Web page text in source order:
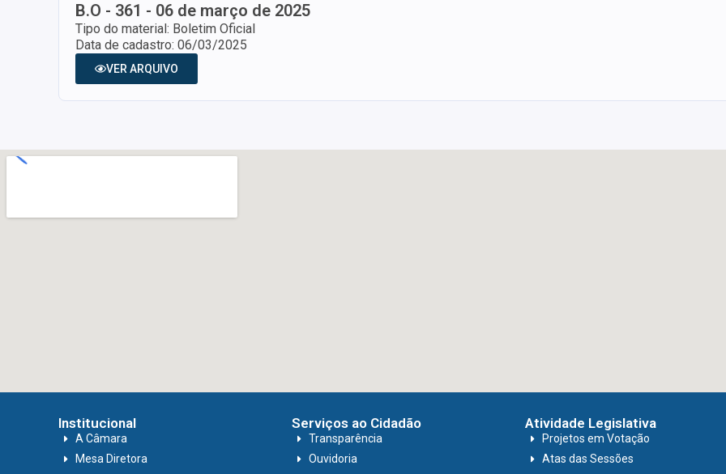
B.O - 361 - 06 de março de 2025
Tipo do material: Boletim Oficial
Data de cadastro: 06/03/2025
VER ARQUIVO
Institucional
A Câmara
Mesa Diretora
Serviços ao Cidadão
Transparência
Ouvidoria
Atividade Legislativa
Projetos em Votação
Atas das Sessões